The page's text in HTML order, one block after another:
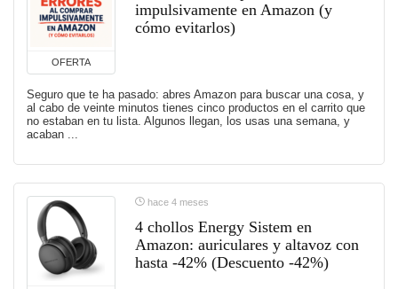
OFERTA
impulsivamente en Amazon (y
cómo evitarlos)
Seguro que te ha pasado: abres Amazon para buscar una cosa, y
al cabo de veinte minutos tienes cinco productos en el carrito que
no estaban en tu lista. Algunos llegan, los usas una semana, y
acaban ...
hace 4 meses
4 chollos Energy Sistem en
Amazon: auriculares y altavoz con
hasta -42% (Descuento -42%)